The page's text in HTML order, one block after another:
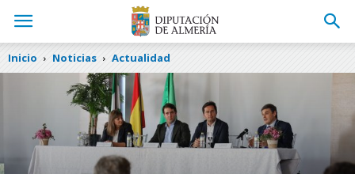
Inicio Noticias Actualidad